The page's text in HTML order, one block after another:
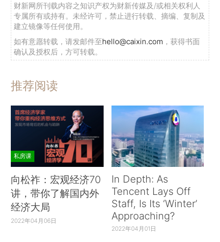
财新网所刊载内容之知识产权为财新传媒及/或相关权利人
专属所有或持有。未经许可，禁止进行转载、摘编、复制及
建立镜像等任何使用。
如有意愿转载，请发邮件至hello@caixin.com ，获得书面
确认及授权后，方可转载。
推荐阅读
私房课
向松祚：宏观经济70
讲，带你了解国内外
经济大局
2022年04月06日
In Depth: As
Tencent Lays Off
Staff, Is Its ‘Winter’
Approaching?
2022年04月01日